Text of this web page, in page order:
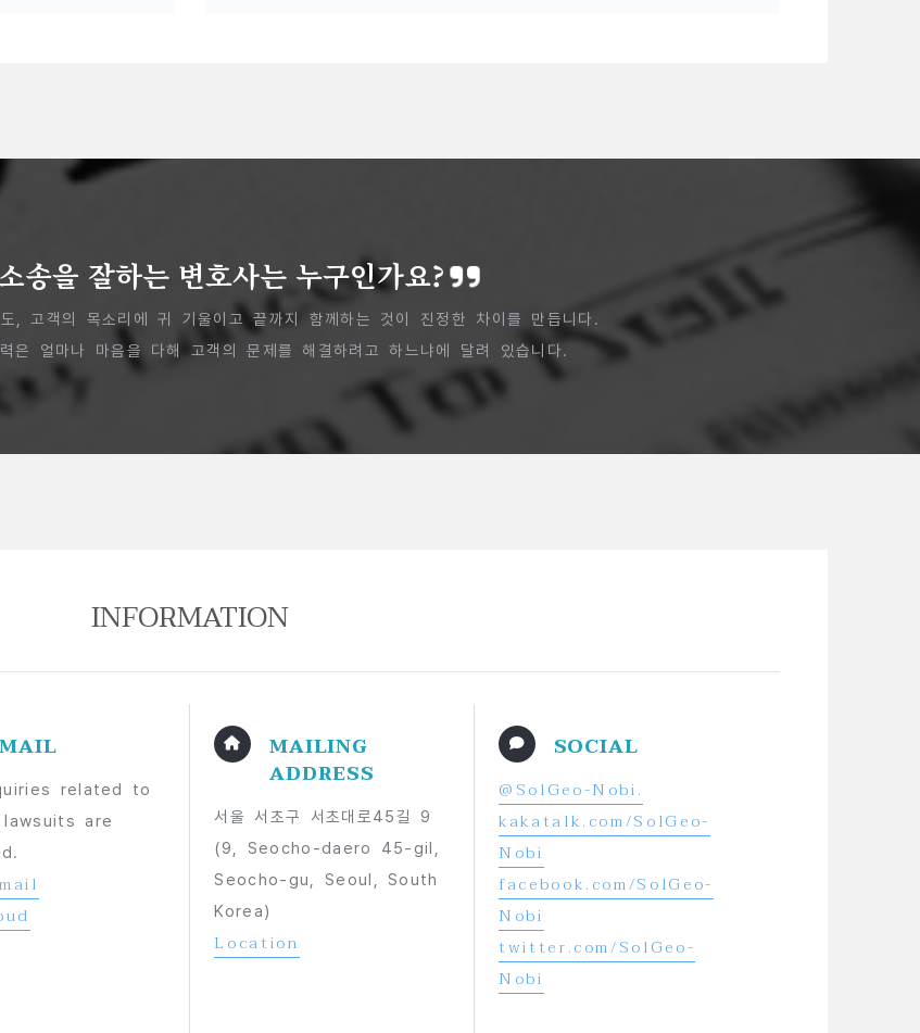
송을 잘하는 변호사는 누구인가요?
, 고객의 목소리에 귀 기울이고 끝까지 함께하는 것이 진정한 차이를 만듭니다.
은 얼마나 마음을 다해 고객의 문제를 해결하려고 하느냐에 달려 있습니다.
INFORMATION
related to
are
MAILING
ADDRESS
서울 서초구 서초대로45길 9
(9, Seocho-daero 45-gil,
Seocho-gu, Seoul, South
Korea)
Location
SOCIAL
@SolGeo-Nobi.
kakatalk.com/SolGeo-
Nobi
facebook.com/SolGeo-
Nobi
twitter.com/SolGeo-
Nobi